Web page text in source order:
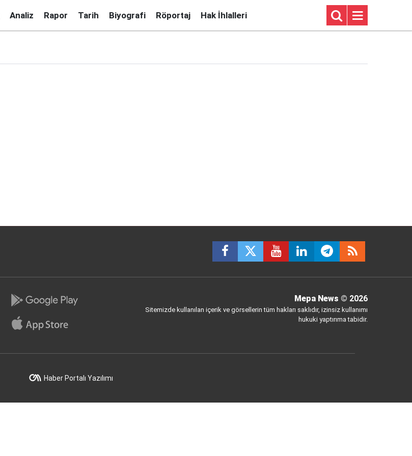
Analiz Rapor Tarih Biyografi Röportaj Hak İhlalleri
Mepa News © 2026
Sitemizde kullanılan içerik ve görsellerin tüm hakları saklıdır, izinsiz kullanımı
hukuki yaptırıma tabidir.
Haber Portalı Yazılımı